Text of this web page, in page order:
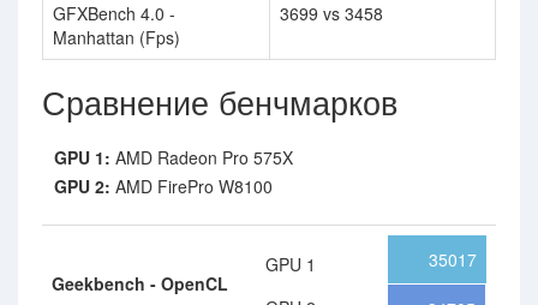
GFXBench 4.0 -
Manhattan (Fps)
3699 vs 3458
Сравнение бенчмарков
GPU 1: AMD Radeon Pro 575X
GPU 2: AMD FirePro W8100
Geekbench - OpenCL
GPU 1
35017